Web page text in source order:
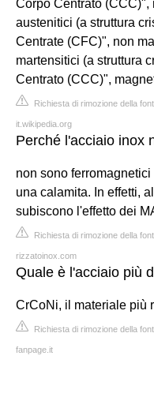
Corpo Centrato
austenitici (a struttura
Centrate (CFC)", non
martensitici (a struttura
Centrato (CCC)",
Richiesta di rimozione della
it.wikipedia.org
Perché l'acciaio inox
non sono
una calamita. In effetti,
subiscono l'effetto dei
Richiesta di rimozione della
rizzatoinox.com
Quale è l'acciaio più
CrCoNi, il materiale più
Richiesta di rimozione della
fanpage.it